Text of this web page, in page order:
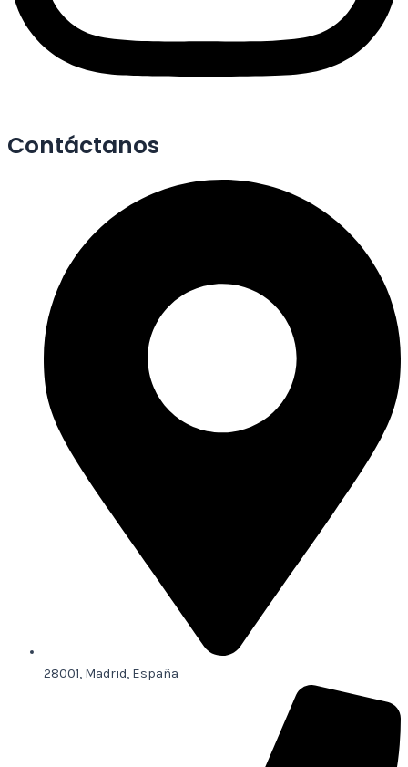
Contáctanos
28001, Madrid, España